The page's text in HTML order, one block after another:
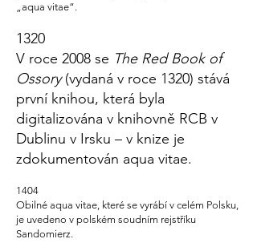
„aqua vitae“.
1320
V roce 2008 se The Red Book of
Ossory(vydaná v roce 1320) stává
první knihou, která byla
digitalizována v knihovně RCB v
Dublinu v Irsku – v knize je
zdokumentován aqua vitae.
1404
Obilné aqua vitae, které se vyrábí v celém Polsku,
je uvedeno v polském soudním rejstříku
Sandomierz.